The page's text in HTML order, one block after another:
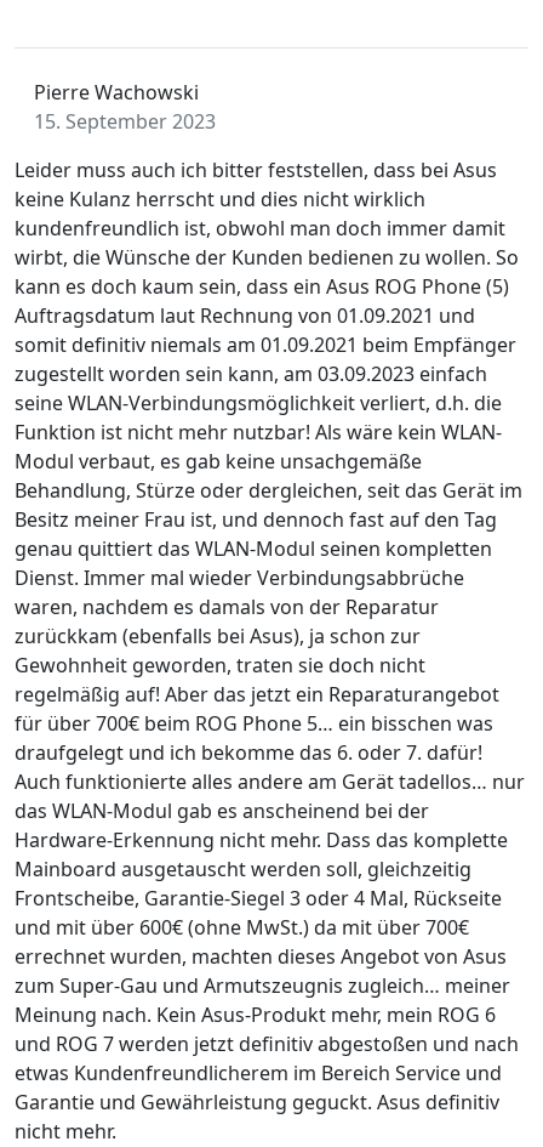
Pierre Wachowski
15. September 2023
Leider muss auch ich bitter feststellen, dass bei Asus
keine Kulanz herrscht und dies nicht wirklich
kundenfreundlich ist, obwohl man doch immer damit
wirbt, die Wünsche der Kunden bedienen zu wollen. So
kann es doch kaum sein, dass ein Asus ROG Phone (5)
Auftragsdatum laut Rechnung von 01.09.2021 und
somit definitiv niemals am 01.09.2021 beim Empfänger
zugestellt worden sein kann, am 03.09.2023 einfach
seine WLAN-Verbindungsmöglichkeit verliert, d.h. die
Funktion ist nicht mehr nutzbar! Als wäre kein WLAN-
Modul verbaut, es gab keine unsachgemäße
Behandlung, Stürze oder dergleichen, seit das Gerät im
Besitz meiner Frau ist, und dennoch fast auf den Tag
genau quittiert das WLAN-Modul seinen kompletten
Dienst. Immer mal wieder Verbindungsabbrüche
waren, nachdem es damals von der Reparatur
zurückkam (ebenfalls bei Asus), ja schon zur
Gewohnheit geworden, traten sie doch nicht
regelmäßig auf! Aber das jetzt ein Reparaturangebot
für über 700€ beim ROG Phone 5… ein bisschen was
draufgelegt und ich bekomme das 6. oder 7. dafür!
Auch funktionierte alles andere am Gerät tadellos… nur
das WLAN-Modul gab es anscheinend bei der
Hardware-Erkennung nicht mehr. Dass das komplette
Mainboard ausgetauscht werden soll, gleichzeitig
Frontscheibe, Garantie-Siegel 3 oder 4 Mal, Rückseite
und mit über 600€ (ohne MwSt.) da mit über 700€
errechnet wurden, machten dieses Angebot von Asus
zum Super-Gau und Armutszeugnis zugleich… meiner
Meinung nach. Kein Asus-Produkt mehr, mein ROG 6
und ROG 7 werden jetzt definitiv abgestoßen und nach
etwas Kundenfreundlicherem im Bereich Service und
Garantie und Gewährleistung geguckt. Asus definitiv
nicht mehr.